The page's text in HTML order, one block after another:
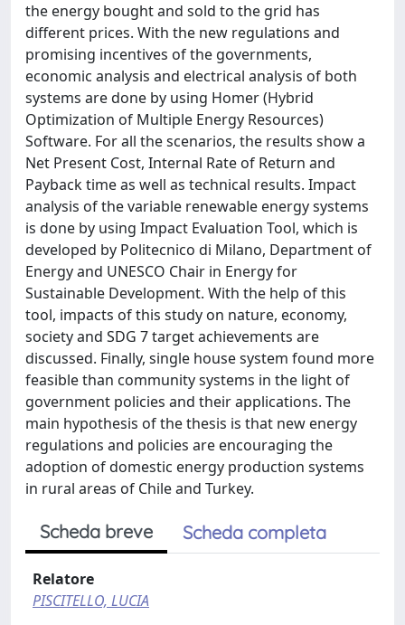
the energy bought and sold to the grid has
different prices. With the new regulations and
promising incentives of the governments,
economic analysis and electrical analysis of both
systems are done by using Homer (Hybrid
Optimization of Multiple Energy Resources)
Software. For all the scenarios, the results show a
Net Present Cost, Internal Rate of Return and
Payback time as well as technical results. Impact
analysis of the variable renewable energy systems
is done by using Impact Evaluation Tool, which is
developed by Politecnico di Milano, Department of
Energy and UNESCO Chair in Energy for
Sustainable Development. With the help of this
tool, impacts of this study on nature, economy,
society and SDG 7 target achievements are
discussed. Finally, single house system found more
feasible than community systems in the light of
government policies and their applications. The
main hypothesis of the thesis is that new energy
regulations and policies are encouraging the
adoption of domestic energy production systems
in rural areas of Chile and Turkey.
Scheda breve Scheda completa
Relatore
PISCITELLO, LUCIA